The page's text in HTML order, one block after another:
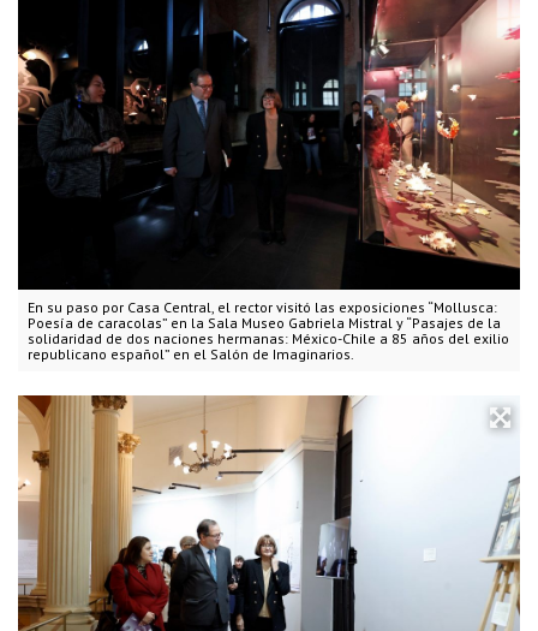
En su paso por Casa Central, el rector visitó las exposiciones “Mollusca:
Poesía de caracolas” en la Sala Museo Gabriela Mistral y “Pasajes de la
solidaridad de dos naciones hermanas: México-Chile a 85 años del exilio
republicano español” en el Salón de Imaginarios.